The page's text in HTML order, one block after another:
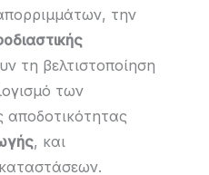
την
τη βελτιστοποίηση
των
αποδοτικότητας
, και